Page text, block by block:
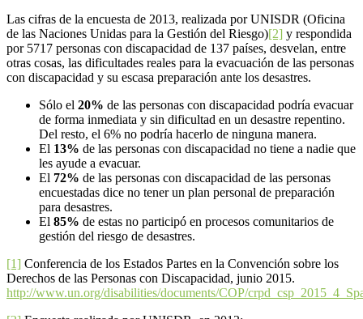
Las cifras de la encuesta de 2013, realizada por UNISDR (Oficina
de las Naciones Unidas para la Gestión del Riesgo)[2] y respondida
por 5717 personas con discapacidad de 137 países, desvelan, entre
otras cosas, las dificultades reales para la evacuación de las personas
con discapacidad y su escasa preparación ante los desastres.
Sólo el 20% de las personas con discapacidad podría evacuar
de forma inmediata y sin dificultad en un desastre repentino.
Del resto, el 6% no podría hacerlo de ninguna manera.
El 13% de las personas con discapacidad no tiene a nadie que
les ayude a evacuar.
El 72% de las personas con discapacidad de las personas
encuestadas dice no tener un plan personal de preparación
para desastres.
El 85% de estas no participó en procesos comunitarios de
gestión del riesgo de desastres.
[1] Conferencia de los Estados Partes en la Convención sobre los
Derechos de las Personas con Discapacidad, junio 2015.
http://www.un.org/disabilities/documents/COP/